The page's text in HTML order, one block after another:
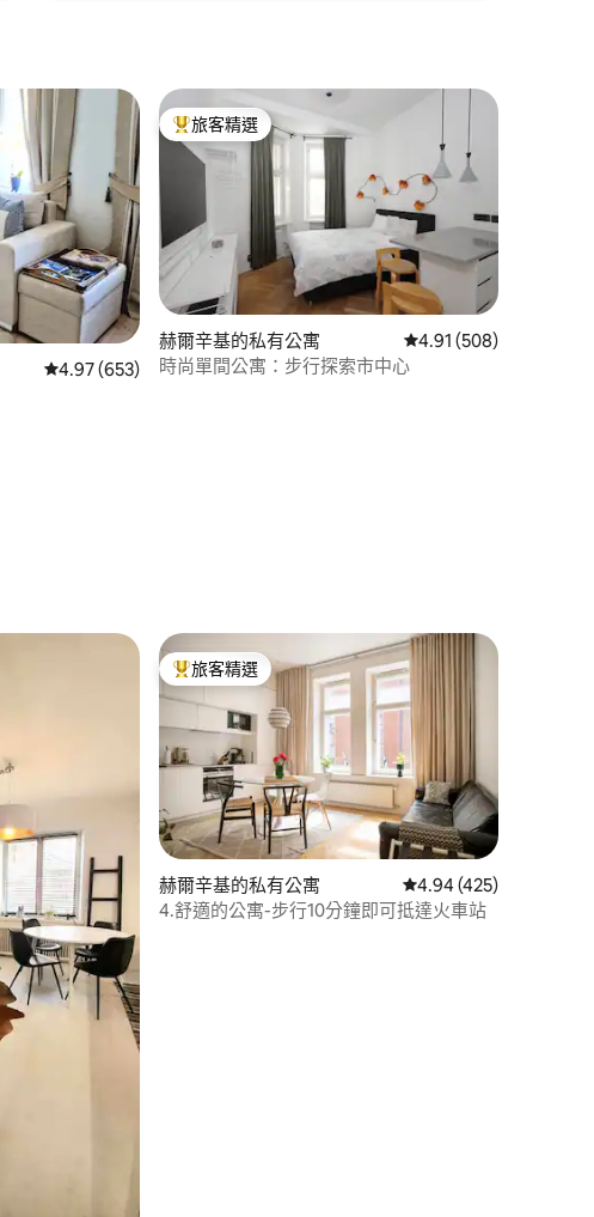
分 5 分）
從 653 則評價中獲得 4.97 的平均評分（滿分 5 分）
4.97 (653)
旅客精選榜首
旅客精選
赫爾辛基的私有公寓 從 508 則評價中獲得
4.91 (508)
時尚單間公寓：步行探索市中心
分 5 分）
旅客精選榜首
旅客精選
赫爾辛基的私有公寓 從 425 則評價中獲得
4.94 (425)
4.舒適的公寓-步行10分鐘即可抵達火車站